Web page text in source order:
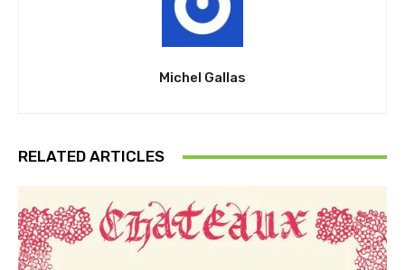
Michel Gallas
RELATED ARTICLES